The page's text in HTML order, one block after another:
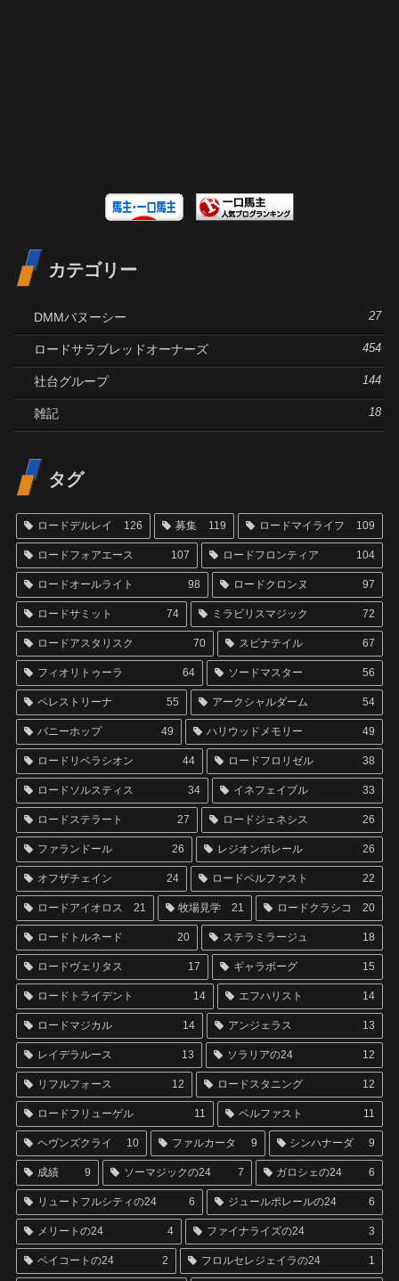
カテゴリー
DMMバヌーシー 27
ロードサラブレッドオーナーズ 454
社台グループ 144
雑記 18
タグ
ロードデルレイ 126 募集 119 ロードマイライフ 109
ロードフォアエース 107 ロードフロンティア 104
ロードオールライト 98 ロードクロンヌ 97
ロードサミット 74 ミラビリスマジック 72
ロードアスタリスク 70 スピナテイル 67
フィオリトゥーラ 64 ソードマスター 56
ペレストリーナ 55 アークシャルダーム 54
バニーホップ 49 ハリウッドメモリー 49
ロードリベラシオン 44 ロードフロリゼル 38
ロードソルスティス 34 イネフェイブル 33
ロードステラート 27 ロードジェネシス 26
ファランドール 26 レジオンポレール 26
オフザチェイン 24 ロードベルファスト 22
ロードアイオロス 21 牧場見学 21 ロードクラシコ 20
ロードトルネード 20 ステラミラージュ 18
ロードヴェリタス 17 ギャラボーグ 15
ロードトライデント 14 エフハリスト 14
ロードマジカル 14 アンジェラス 13
レイデラルース 13 ソラリアの24 12
リフルフォース 12 ロードスタニング 12
ロードフリューゲル 11 ベルファスト 11
ヘヴンズクライ 10 ファルカータ 9 シンハナーダ 9
成績 9 ソーマジックの24 7 ガロシェの24 6
リュートフルシティの24 6 ジュールポレールの24 6
メリートの24 4 ファイナライズの24 3
ベイコートの24 2 フロルセレジェイラの24 1